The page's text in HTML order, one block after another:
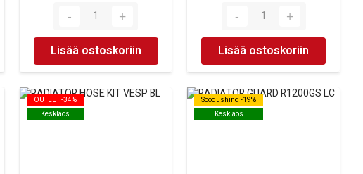
Lisää ostoskoriin Lisää ostoskoriin
OUTLET -34%
Kesklaos
OUTLET -34%
Kesklaos
Soodushind -19%
Kesklaos
Soodushind -19%
Kesklaos